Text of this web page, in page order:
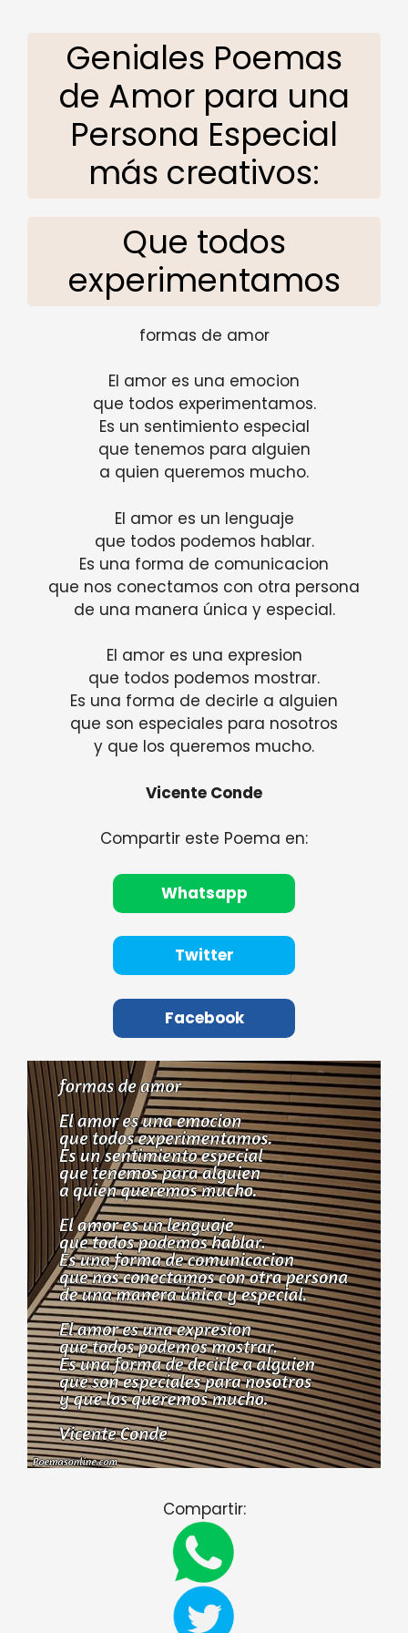
Geniales Poemas
de Amor para una
Persona Especial
más creativos:
Que todos
experimentamos
formas de amor
El amor es una emocion
que todos experimentamos.
Es un sentimiento especial
que tenemos para alguien
a quien queremos mucho.
El amor es un lenguaje
que todos podemos hablar.
Es una forma de comunicacion
que nos conectamos con otra persona
de una manera única y especial.
El amor es una expresion
que todos podemos mostrar.
Es una forma de decirle a alguien
que son especiales para nosotros
y que los queremos mucho.
Vicente Conde
Compartir este Poema en:
Whatsapp
Twitter
Facebook
Compartir: